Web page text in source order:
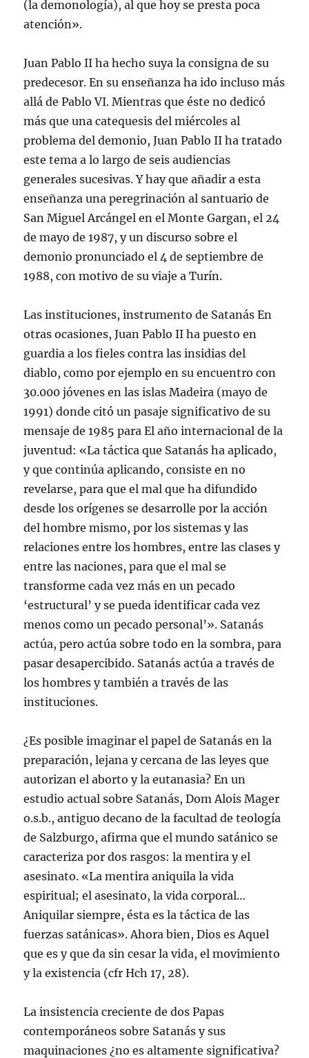
(la demonología), al que hoy se presta poca
atención».
Juan Pablo II ha hecho suya la consigna de su
predecesor. En su enseñanza ha ido incluso más
allá de Pablo VI. Mientras que éste no dedicó
más que una catequesis del miércoles al
problema del demonio, Juan Pablo II ha tratado
este tema a lo largo de seis audiencias
generales sucesivas. Y hay que añadir a esta
enseñanza una peregrinación al santuario de
San Miguel Arcángel en el Monte Gargan, el 24
de mayo de 1987, y un discurso sobre el
demonio pronunciado el 4 de septiembre de
1988, con motivo de su viaje a Turín.
Las instituciones, instrumento de Satanás En
otras ocasiones, Juan Pablo II ha puesto en
guardia a los fieles contra las insidias del
diablo, como por ejemplo en su encuentro con
30.000 jóvenes en las islas Madeira (mayo de
1991) donde citó un pasaje significativo de su
mensaje de 1985 para El año internacional de la
juventud: «La táctica que Satanás ha aplicado,
y que continúa aplicando, consiste en no
revelarse, para que el mal que ha difundido
desde los orígenes se desarrolle por la acción
del hombre mismo, por los sistemas y las
relaciones entre los hombres, entre las clases y
entre las naciones, para que el mal se
transforme cada vez más en un pecado
‘estructural’ y se pueda identificar cada vez
menos como un pecado personal’». Satanás
actúa, pero actúa sobre todo en la sombra, para
pasar desapercibido. Satanás actúa a través de
los hombres y también a través de las
instituciones.
¿Es posible imaginar el papel de Satanás en la
preparación, lejana y cercana de las leyes que
autorizan el aborto y la eutanasia? En un
estudio actual sobre Satanás, Dom Alois Mager
o.s.b., antiguo decano de la facultad de teología
de Salzburgo, afirma que el mundo satánico se
caracteriza por dos rasgos: la mentira y el
asesinato. «La mentira aniquila la vida
espiritual; el asesinato, la vida corporal…
Aniquilar siempre, ésta es la táctica de las
fuerzas satánicas». Ahora bien, Dios es Aquel
que es y que da sin cesar la vida, el movimiento
y la existencia (cfr Hch 17, 28).
La insistencia creciente de dos Papas
contemporáneos sobre Satanás y sus
maquinaciones ¿no es altamente significativa?